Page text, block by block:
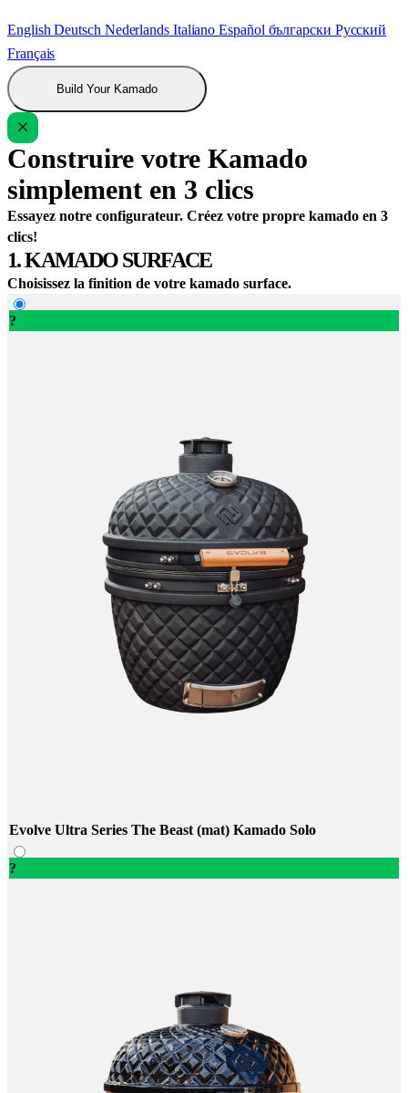
EnglishDeutsch Nederlands ItalianoEspañol български Русский
Français
Build Your Kamado
Construire votre Kamado
simplement en 3 clics
Essayez notre configurateur. Créez votre propre kamado en 3
clics!
1. KAMADO SURFACE
Choisissez la finition de votre kamado surface.
?
Evolve Ultra Series The Beast (mat) Kamado Solo
?